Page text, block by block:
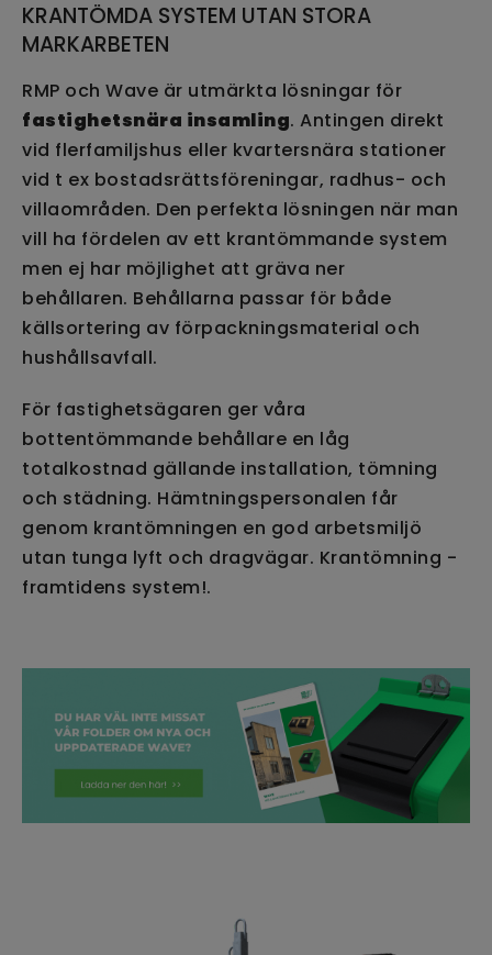
KRANTÖMDA SYSTEM UTAN STORA
MARKARBETEN
RMP och Wave är utmärkta lösningar för
fastighetsnära insamling. Antingen direkt
vid flerfamiljshus eller kvartersnära stationer
vid t ex bostadsrättsföreningar, radhus- och
villaområden. Den perfekta lösningen när man
vill ha fördelen av ett krantömmande system
men ej har möjlighet att gräva ner
behållaren. Behållarna passar för både
källsortering av förpackningsmaterial och
hushållsavfall.
För fastighetsägaren ger våra
bottentömmande behållare en låg
totalkostnad gällande installation, tömning
och städning. Hämtningspersonalen får
genom krantömningen en god arbetsmiljö
utan tunga lyft och dragvägar. Krantömning -
framtidens system!.